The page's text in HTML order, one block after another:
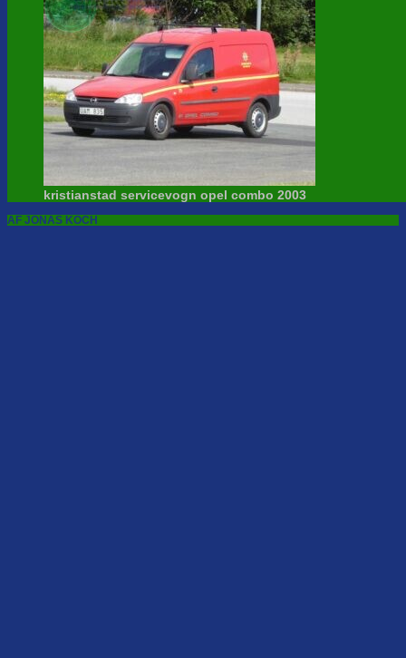
kristianstad servicevogn opel combo 2003
AF JONAS KOCH